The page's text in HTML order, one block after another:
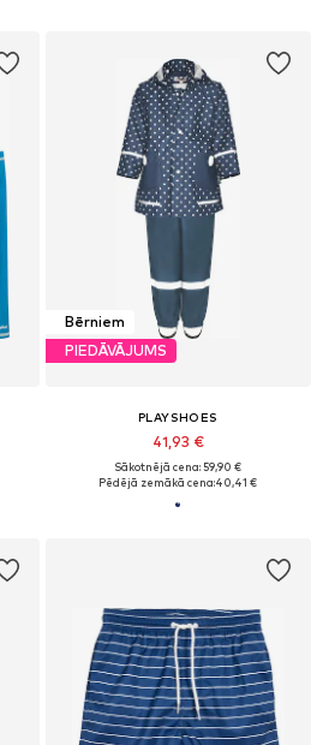
Bērniem
PIEDĀVĀJUMS
PLAYSHOES
41,93 €
Sākotnējā cena: 59,90 €
Pēdējā zemākā cena:40,41 €